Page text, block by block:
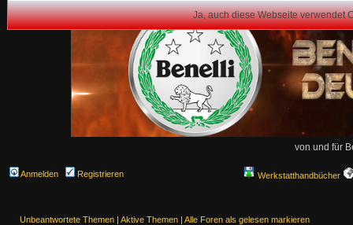
Ja, auch diese Webseite verwendet
von und für
Anmelden Registrieren Werkstatthandbücher
Unbeantwortete Themen | Aktive Themen | Alle Foren als gelesen markieren